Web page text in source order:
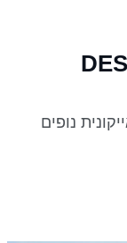
נופים